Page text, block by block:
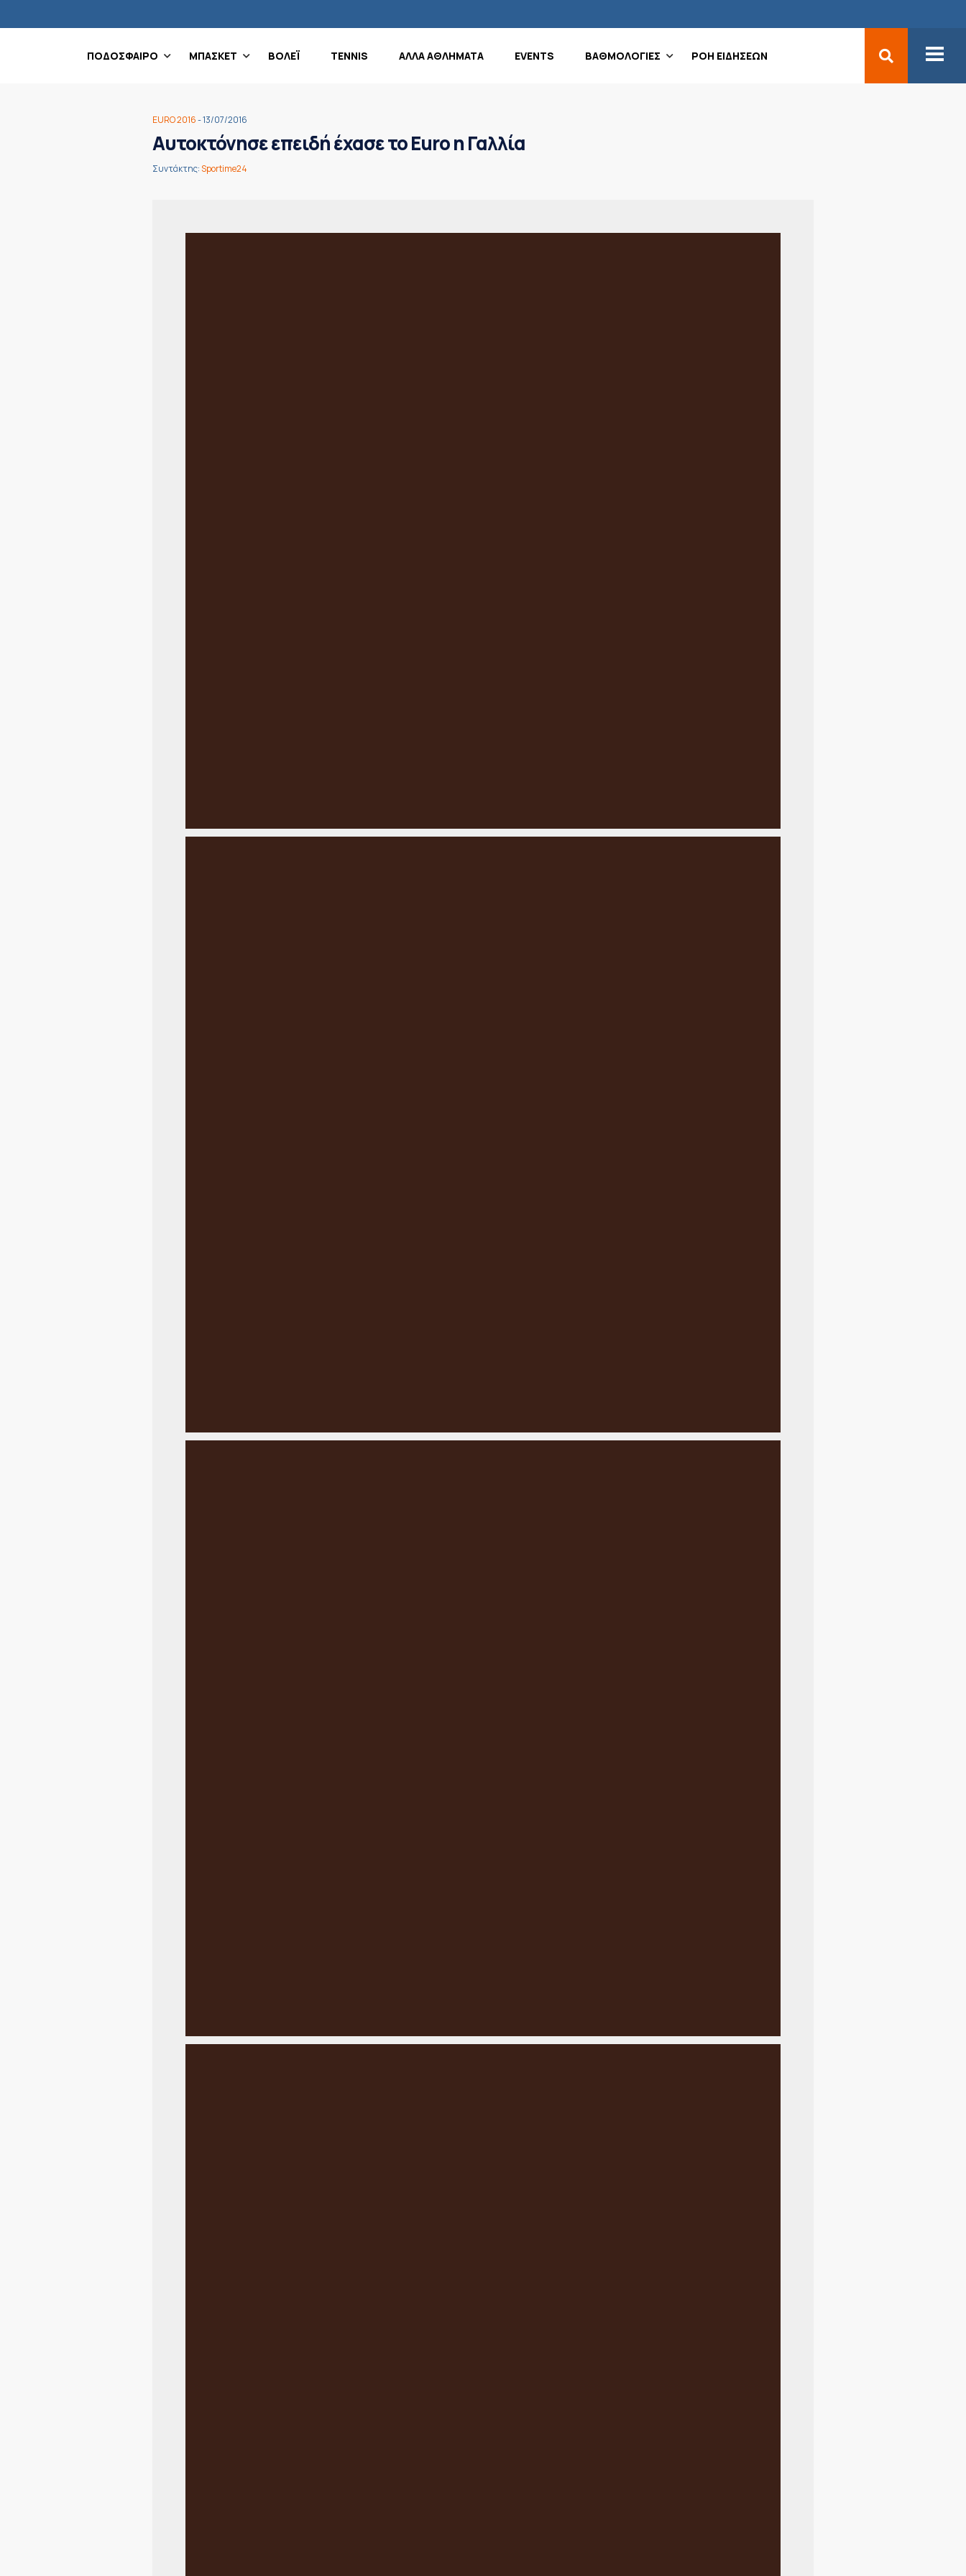
ΠΟΔΟΣΦΑΙΡΟ ΜΠΑΣΚΕΤ ΒΟΛΕΪ TENNIS ΑΛΛΑ ΑΘΛΗΜΑΤΑ EVENTS ΒΑΘΜΟΛΟΓΙΕΣ ΡΟΗ ΕΙΔΗΣΕΩΝ
EURO 2016- 13/07/2016
Αυτοκτόνησε επειδή έχασε το Euro η Γαλλία
Συντάκτης:Sportime24